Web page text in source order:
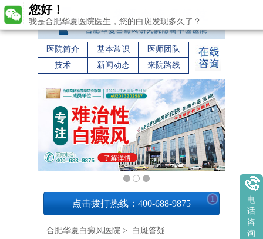
医院简介 基本常识
医师团队
技术
新闻动态 来院路线
点击拨打热线：400-688-9875 1
合肥华夏白癜风医院 > 白斑答疑
您好！
我是合肥华夏医院医生，您的白斑发现多久了？
电
话
咨
询